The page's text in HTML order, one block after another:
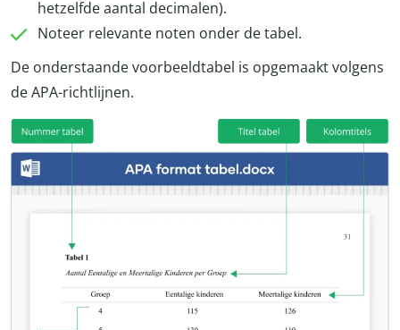
hetzelfde aantal decimalen).
Noteer relevante noten onder de tabel.
De onderstaande voorbeeldtabel is opgemaakt volgens
de APA-richtlijnen.